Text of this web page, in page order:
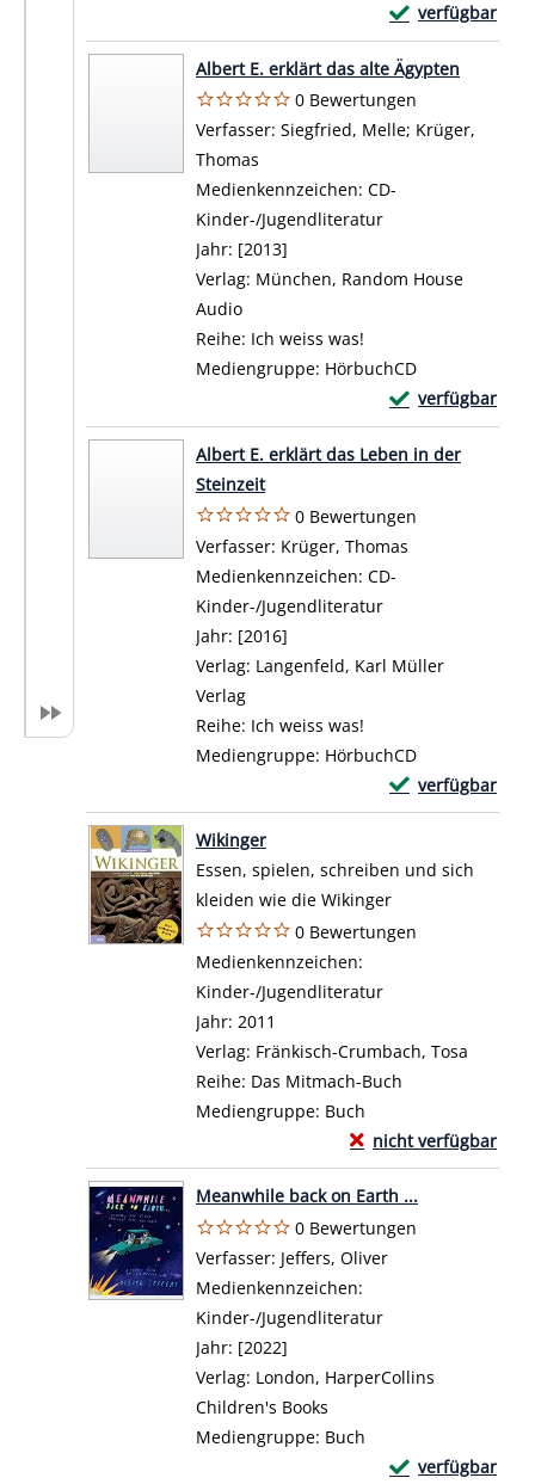
verfügbar
Exemplar-
Zum Download
Albert E. erklärt das alte Ägypten
0 Bewertungen
Verfasser: Siegfried, Melle; Krüger,
Thomas
Medienkennzeichen: CD-
Kinder-/Jugendliteratur
Jahr: [2013]
Verlag: München, Random House
Audio
Reihe: Ich weiss was!
Mediengruppe: HörbuchCD
verfügbar
Exemplar-
Zum Download
Albert E. erklärt das Leben in der
Steinzeit
0 Bewertungen
Verfasser: Krüger, Thomas
Medienkennzeichen: CD-
Kinder-/Jugendliteratur
Jahr: [2016]
Verlag: Langenfeld, Karl Müller
Verlag
Reihe: Ich weiss was!
Mediengruppe: HörbuchCD
verfügbar
Exemplar-
Zum Download
Wikinger
Essen, spielen, schreiben und sich
kleiden wie die Wikinger
0 Bewertungen
Suche nach diesem Verfasser
Medienkennzeichen:
Kinder-/Jugendliteratur
Jahr: 2011
Verlag: Fränkisch-Crumbach, Tosa
Reihe: Das Mitmach-Buch
Mediengruppe: Buch
nicht verfügbar
Exemplar-Details
Zum Download von
Meanwhile back on Earth ...
0 Bewertungen
Verfasser: Jeffers, Oliver
Medienkennzeichen:
Kinder-/Jugendliteratur
Jahr: [2022]
Verlag: London, HarperCollins
Children's Books
Mediengruppe: Buch
verfügbar
Exemplar-